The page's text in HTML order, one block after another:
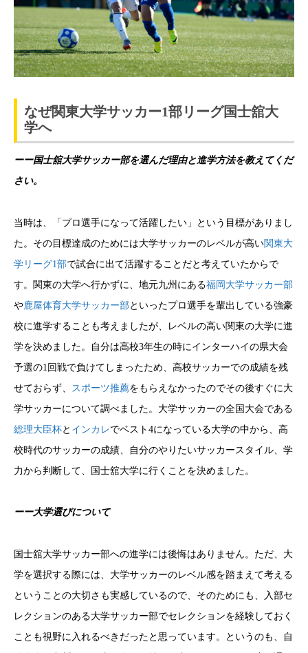
なぜ関東大学サッカー1部リーグ国士舘大
学へ
ーー国士舘大学サッカー部を選んだ理由と進学方法を教えてくだ
さい。
当時は、「プロ選手になって活躍したい」という目標がありまし
た。その目標達成のためには大学サッカーのレベルが高い関東大
学リーグ1部で試合に出て活躍することだと考えていたからで
す。 関東の大学へ行かずに、地元九州にある福岡大学サッカー部
や鹿屋体育大学サッカー部といったプロ選手を輩出している強豪
校に進学することも考えましたが、レベルの高い関東の大学に進
学を決めました。
自分は高校3年生の時にインターハイの県大会
予選の1回戦で負けてしまったため、高校サッカーでの成績を残
せておらず、
スポーツ推薦をもらえなかったのでその後すぐに大
学サッカーについて調べました。大学サッカーの全国大会である
総理大臣杯と インカレでベスト4になっている大学の中から、高
校時代のサッカーの成績、自分のやりたいサッカースタイル、学
力から判断して、国士舘大学に行くことを決めました。
ーー大学選びについて
国士舘大学サッカー部への進学には後悔はありません。 ただ、大
学を選択する際には、大学サッカーのレベル感を踏まえて考える
ということの大切さも実感しているので、そのためにも、入部セ
レクションのある大学サッカー部でセレクションを経験しておく
ことも視野に入れるべきだったと思っています。
というのも、自